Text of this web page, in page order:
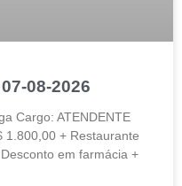
08-2026
Cargo: ATENDENTE
1.800,00 + Restaurante
em farmácia +